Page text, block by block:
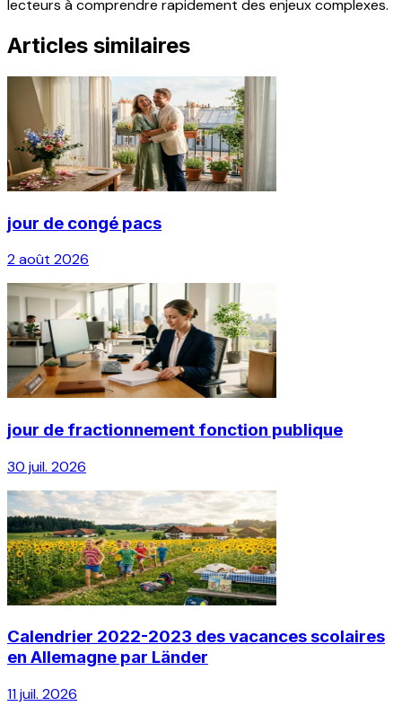
lecteurs à comprendre rapidement des enjeux complexes.
Articles similaires
jour de congé pacs
2 août 2026
jour de fractionnement fonction publique
30 juil. 2026
Calendrier 2022-2023 des vacances scolaires
en Allemagne par Länder
11 juil. 2026